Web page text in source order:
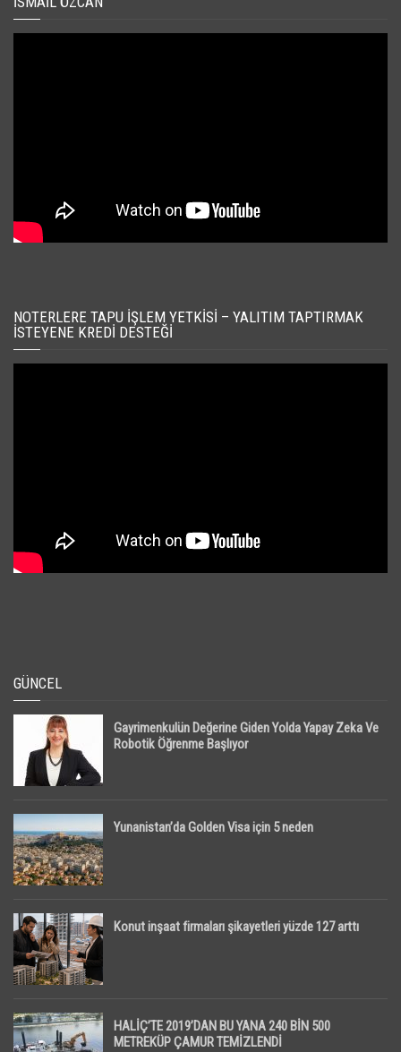
NOTERLERE TAPU İŞLEM YETKISI – YALITIM TAPTIRMAK
İSTEYENE KREDI DESTEĞI
GÜNCEL
Gayrimenkulün Değerine Giden Yolda Yapay Zeka Ve
Robotik Öğrenme Başlıyor
Yunanistan’da Golden Visa için 5 neden
Konut inşaat firmaları şikayetleri yüzde 127 arttı
HALİÇ’TE 2019’DAN BU YANA 240 BİN 500
METREKÜP ÇAMUR TEMİZLENDİ